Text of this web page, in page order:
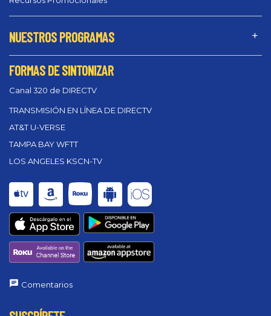
NUESTROS PROGRAMAS
FORMAS DE SINTONIZAR
Canal 320 de DIRECTV
TRANSMISIÓN EN LÍNEA DE DIRECTV
AT&T U-VERSE
TAMPA BAY WFTT
LOS ANGELES KSCN-TV
Comentarios